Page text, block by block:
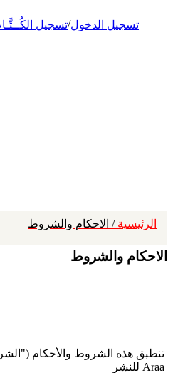
تسجيل الدخول/تسجيل
الرئيسية / الاحكام والشروط
الاحكام والشروط
تنطبق هذه الشروط والأحكام